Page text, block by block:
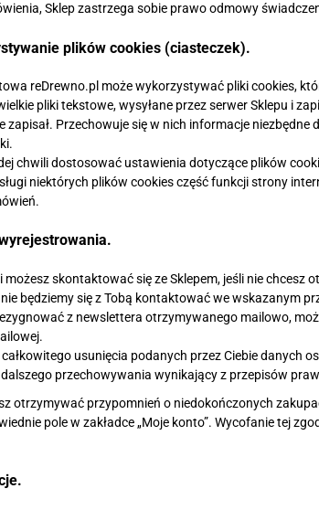
Sklep zastrzega sobie prawo odmowy
plików cookies (ciasteczek).
reDrewno.pl może wykorzystywać pliki cookies,
pliki tekstowe, wysyłane przez serwer Sklepu i
zapisał. Przechowuje się w nich informacje
chwili dostosować ustawienia dotyczące plików
niektórych plików cookies część funkcji strony
możesz skontaktować się ze Sklepem, jeśli nie
będziemy się z Tobą kontaktować we wskazanym
z newslettera otrzymywanego mailowo,
usunięcia podanych przez Ciebie danych
przechowywania wynikający z przepisów
otrzymywać przypomnień o niedokończonych
pole w zakładce „Moje konto”. Wycofanie tej